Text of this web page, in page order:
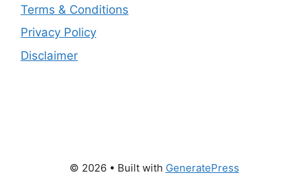
Terms & Conditions
Privacy Policy
Disclaimer
© 2026 • Built with GeneratePress